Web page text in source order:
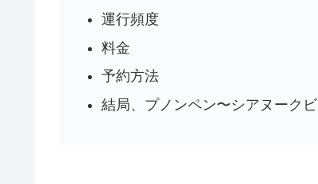
運行頻度
料金
予約方法
結局、プノンペン〜シアヌーク